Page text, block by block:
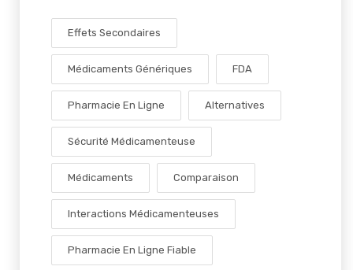
Effets Secondaires
Médicaments Génériques FDA
Pharmacie En Ligne Alternatives
Sécurité Médicamenteuse
Médicaments Comparaison
Interactions Médicamenteuses
Pharmacie En Ligne Fiable